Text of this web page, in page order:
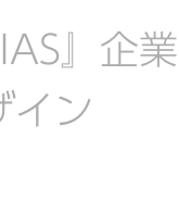
』企
イン